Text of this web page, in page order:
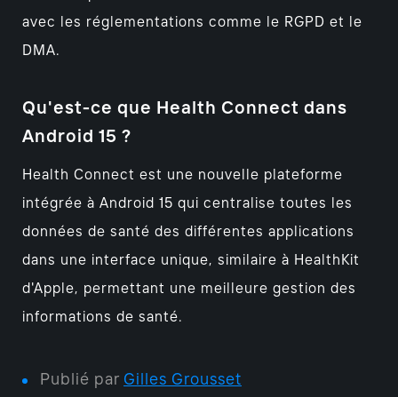
avec les réglementations comme le RGPD et le
DMA.
Qu'est-ce que Health Connect dans
Android 15 ?
Health Connect est une nouvelle plateforme
intégrée à Android 15 qui centralise toutes les
données de santé des différentes applications
dans une interface unique, similaire à HealthKit
d'Apple, permettant une meilleure gestion des
informations de santé.
Publié par Gilles Grousset